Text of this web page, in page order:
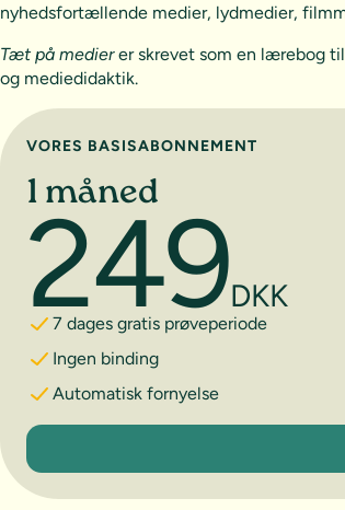
nyhedsfortællende medier, lydmedier,
Tæt på medierer skrevet som en lærebog
og mediedidaktik.
Vælg
VORES BASISABONNEMENT
1 måned
249DKK
7 dages gratis prøveperiode
Ingen binding
Automatisk fornyelse
1 måned